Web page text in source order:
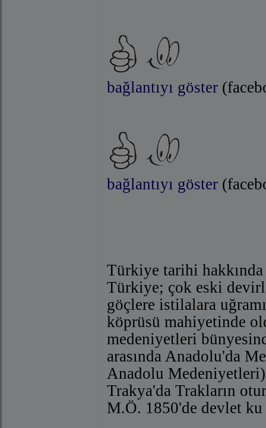
bağlantıyı göster
bağlantıyı göster
Türkiye tarihi
Türkiye; çok eski
göçlere istilalara
köprüsü mahiyetinde
medeniyetleri
arasında Anadolu'da
Anadolu
Trakya'da Trakların
M.Ö. 1850'de devlet ku